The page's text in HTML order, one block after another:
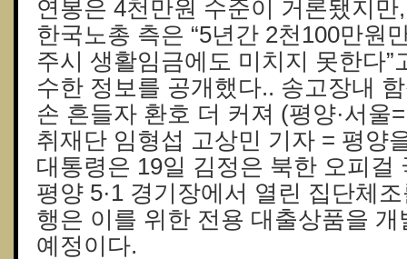
연봉은 4천만원 수준이 거론됐지
한국노총 측은 “5년간 2천100만원
주시 생활임금에도 미치지 못한다”
수한 정보를 공개했다.. 송고장내
손 흔들자 환호 더 커져 (평양·서울
취재단 임형섭 고상민 기자 = 평양
대통령은 19일 김정은 북한 오피걸
평양 5·1 경기장에서 열린 집단체
행은 이를 위한 전용 대출상품을
예정이다.